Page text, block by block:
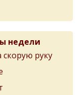
недели
руку